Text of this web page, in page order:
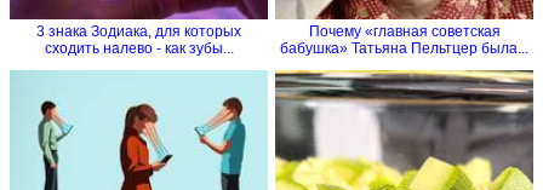
3 знака Зодиака, для которых
сходить налево - как зубы...
Почему «главная советская
бабушка» Татьяна Пельтцер была...